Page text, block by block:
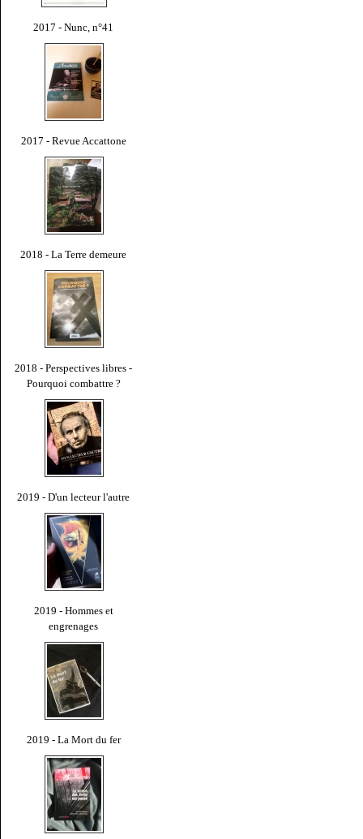
2017 - Nunc, n°41
2017 - Revue Accattone
2018 - La Terre demeure
2018 - Perspectives libres -
Pourquoi combattre ?
2019 - D'un lecteur l'autre
2019 - Hommes et
engrenages
2019 - La Mort du fer